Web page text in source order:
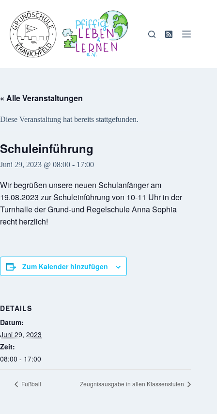
springen
« Alle Veranstaltungen
Diese Veranstaltung hat bereits stattgefunden.
Schuleinführung
Juni 29, 2023 @ 08:00 - 17:00
Wir begrüßen unsere neuen Schulanfänger am
19.08.2023 zur Schuleinführung von 10-11 Uhr in der
Turnhalle der Grund-und Regelschule Anna Sophia
recht herzlich!
Zum Kalender hinzufügen
DETAILS
Datum:
Juni 29, 2023
Zeit:
08:00 - 17:00
Fußball Zeugnisausgabe in allen Klassenstufen